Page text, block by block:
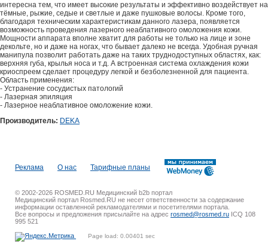
интересна тем, что имеет высокие результаты и эффективно воздействует на
тёмные, рыжие, седые и светлые и даже пушковые волосы. Кроме того,
благодаря техническим характеристикам данного лазера, появляется
возможность проведения лазерного неаблативного омоложения кожи.
Мощности аппарата вполне хватит для работы не только на лице и зоне
декольте, но и даже на ногах, что бывает далеко не всегда. Удобная ручная
манипула позволит работать даже на таких труднодоступных областях, как:
верхняя губа, крылья носа и т.д. А встроенная система охлаждения кожи
криоспреем сделает процедуру легкой и безболезненной для пациента.
Область применения:
- Устранение сосудистых патологий
- Лазерная эпиляция
- Лазерное неаблативное омоложение кожи.
Производитель: DEKA
Реклама О нас Тарифные планы
© 2002-2026 ROSMED.RU Медицинский b2b портал
Медицинский портал Rosmed.RU не несет ответственности за содержание
информации оставленной рекламодателями и посетителями портала.
Все вопросы и предложения присылайте на адрес rosmed@rosmed.ru ICQ 108
995 521
Page load: 0.00401 sec